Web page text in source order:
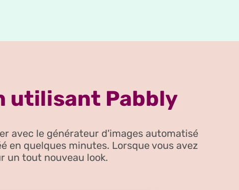
utilisant Pabbly
avec le générateur d'images automatisé
en quelques minutes. Lorsque vous avez
un tout nouveau look.